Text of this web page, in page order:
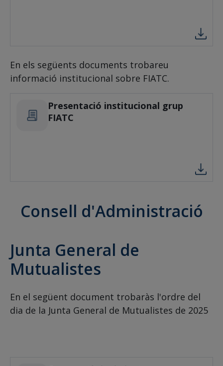
En els següents documents trobareu
informació institucional sobre FIATC.
Presentació institucional grup
FIATC
Consell d'Administració
Junta General de
Mutualistes
En el següent document trobaràs l'ordre del
dia de la Junta General de Mutualistes de 2025